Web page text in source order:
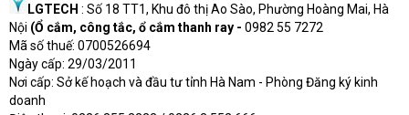
LGTECH : Số 18 TT1, Khu đô thị Ao Sào, Phường Hoàng Mai, Hà
Nội (Ổ cắm, công tắc, ổ cắm thanh ray - 0982 55 7272
Mã số thuế: 0700526694
Ngày cấp: 29/03/2011
Nơi cấp: Sở kế hoạch và đầu tư tỉnh Hà Nam - Phòng Đăng ký kinh
doanh